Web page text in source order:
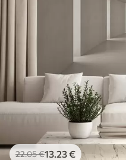
22.05€13 .23€